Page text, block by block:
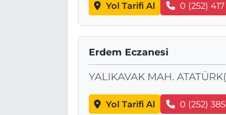
Yol Tarifi Al 0 (252)
Erdem Eczanesi
YALIKAVAK MAH.
Yol Tarifi Al 0 (252)